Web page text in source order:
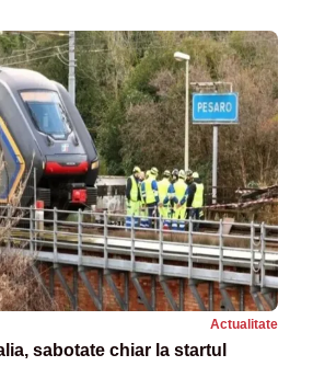
Actualitate
sabotate chiar la startul